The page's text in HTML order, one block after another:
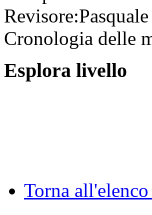
Revisore:
Cronologia delle
Esplora livello
Torna